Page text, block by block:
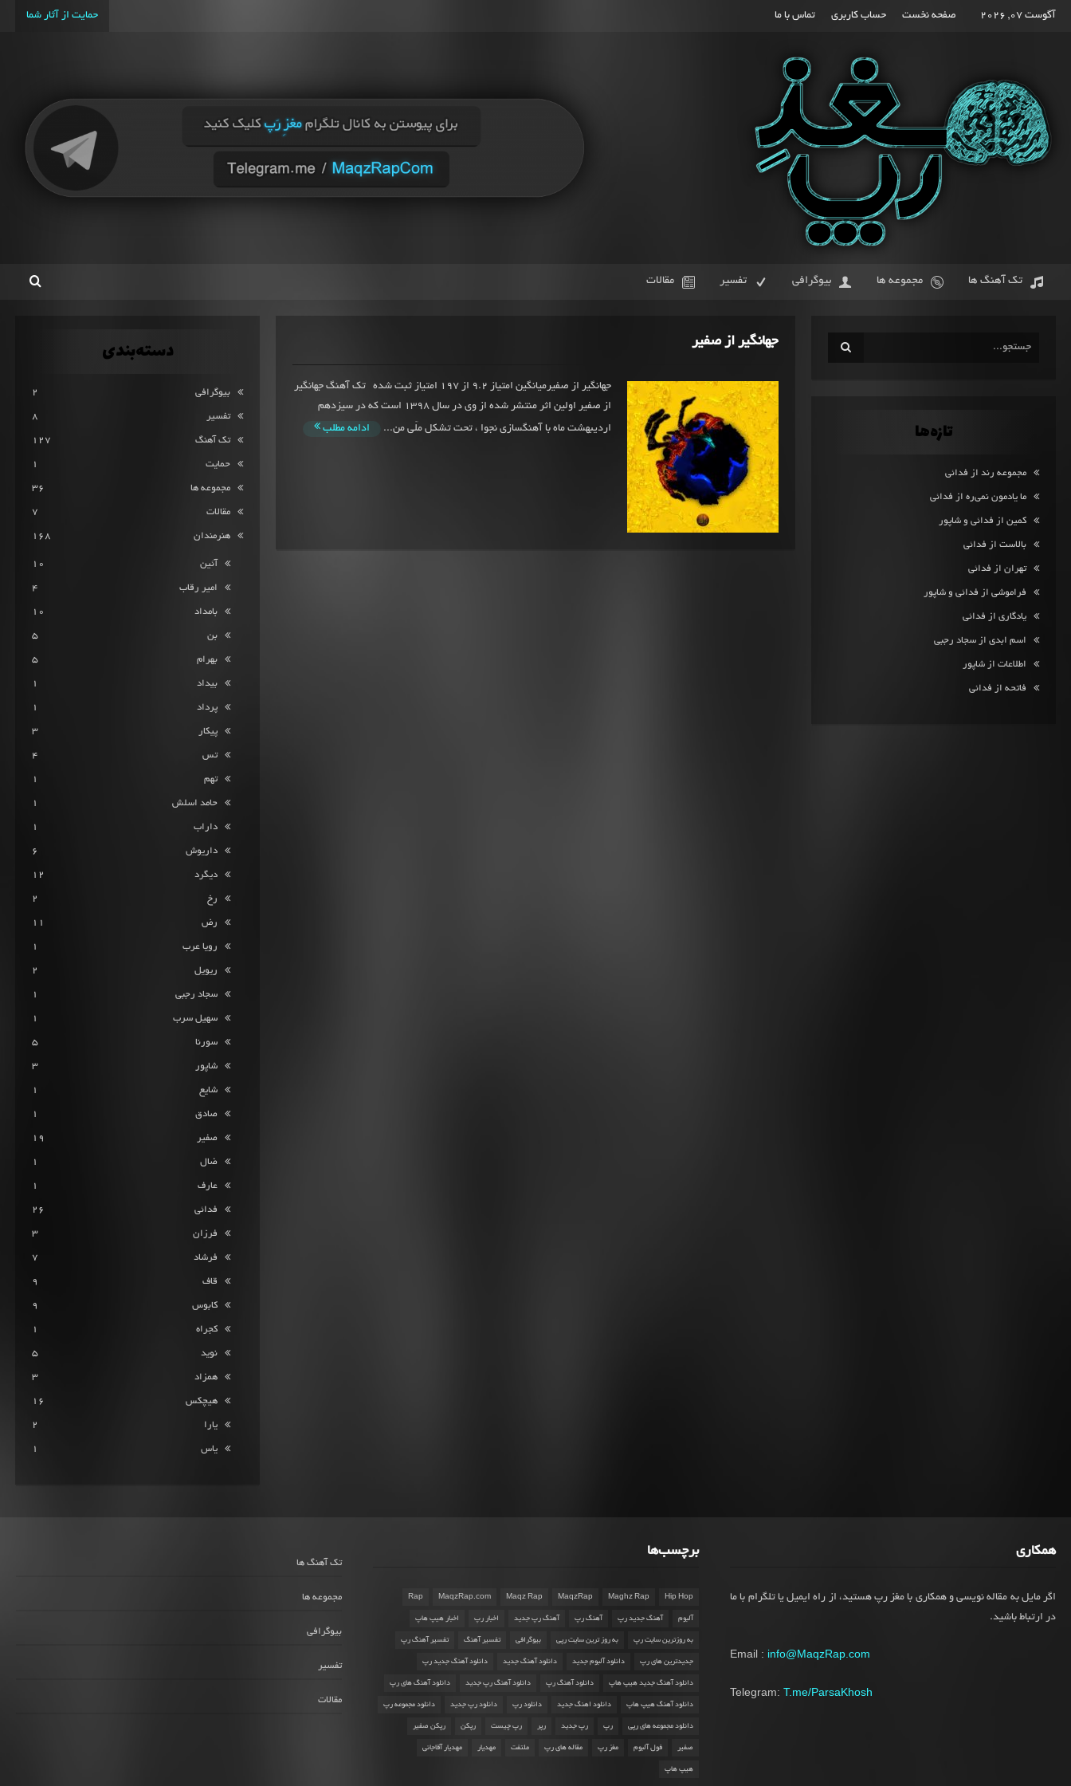
آگوست 07, 2026 حمایت از آثار شما صفحه نخست حساب کاربری تماس با ما
تک آهنگ ها مجموعه ها بیوگرافی تفسیر مقالات
جهانگیر از صفیر
جهانگیر از صفیرمیانگین امتیاز 9.2 از 197 امتیاز ثبت شده تک آهنگ جهانگیر
از صفیر اولین اثر منتشر شده از وی در سال 1398 است که در سیزدهم
اردیبهشت ماه با آهنگسازی نجوا ، تحت تشکل ملّی من... ادامه مطلب
دسته‌بندی
بیوگرافی 2
تفسیر 8
تک آهنگ 127
حمایت 1
مجموعه ها 36
مقالات 7
هنرمندان 168
آئین 10
امیر رقاب 4
بامداد 10
بن 5
بهرام 5
بیداد 1
پرداد 1
پیکار 3
تس 4
تهم 1
حامد اسلش 1
داراب 1
داریوش 6
دیگرد 12
رخ 2
رض 11
رویا عرب 1
ریویل 2
سجاد رجبی 1
سهیل سرب 1
سورنا 5
شاپور 3
شایع 1
صادق 1
صفیر 19
ضال 1
عارف 1
فدائی 26
فرزان 3
فرشاد 7
قاف 9
کابوس 9
کجراه 1
نوید 5
همزاد 3
هیچکس 16
یارا 2
یاس 1
تازه‌ها
مجموعه رند از فدائی
ما یادمون نمی‌ره از فدائی
کمین از فدائی و شاپور
بالاست از فدائی
تهران از فدائی
فراموشی از فدائی و شاپور
یادگاری از فدائی
اسم ابدی از سجاد رجبی
اطلاعات از شاپور
فاتحه از فدائی
همکاری
اگر مایل به مقاله نویسی و همکاری با مغز رپ هستید، از راه ایمیل یا تلگرام با ما
در ارتباط باشید.
Email : info@MaqzRap.com
Telegram:T.me/ParsaKhosh
برچسب‌ها
Hip Hop
Maghz Rap
MaqzRap
Maqz Rap
MaqzRap.com
Rap
آلبوم آهنگ جدید رپ آهنگ رپ آهنگ رپ جدید اخبار رپ اخبار هیپ هاپ
به روزترین سایت رپ به روز ترین سایت رپی بیوگرافی تفسیر آهنگ تفسیر آهنگ رپ
جدیدترین های رپ دانلود آلبوم جدید دانلود آهنگ جدید دانلود آهنگ جدید رپ
دانلود آهنگ جدید هیپ هاپ دانلود آهنگ رپ دانلود آهنگ رپ جدید دانلود آهنگ های رپ
دانلود آهنگ هیپ هاپ دانلود اهنگ جدید دانلود رپ دانلود رپ جدید دانلود مجموعه رپ
دانلود مجموعه های رپی رپ رپ جدید رپر رپ چیست رپکن رپکن صفیر
صفیر فول آلبوم مغز رپ مقاله های رپ ملتفت مهدیار مهدیار آقاجانی
هیپ هاپ
تک آهنگ ها
مجموعه ها
بیوگرافی
تفسیر
مقالات